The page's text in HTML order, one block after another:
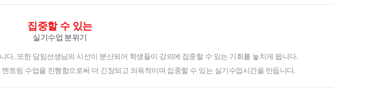
집중할 수 있는
실기수업 분위기
다. 또한 담임선생님의 시선이 분산되어 학생들이 강의에 집중할 수 있는 기회를 놓치게 됩니다.
토링 수업을 진행함으로써 더 긴장되고 의욕적이며 집중할 수 있는 실기수업시간을 만듭니다.